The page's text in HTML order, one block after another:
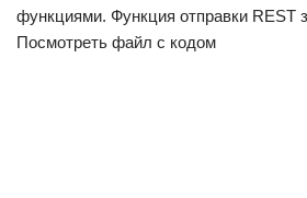
функциями. Функция отправки REST
Посмотреть файл с кодом